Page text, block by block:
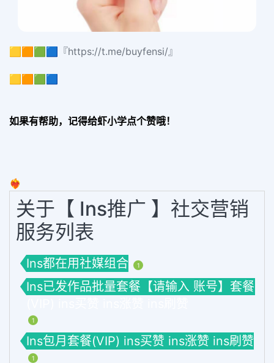
🟨🟧🟩🟦『https://t.me/buyfensi/』
🟨🟧🟩🟦
如果有帮助，记得给虾小学点个赞哦！
❤️‍🔥
关于【 Ins推广 】社交营销
服务列表
Ins都在用社媒组合 1
Ins已发作品批量套餐【请输入 账号】套餐
1
Ins包月套餐(VIP) ins买赞 ins涨赞 ins刷赞
1